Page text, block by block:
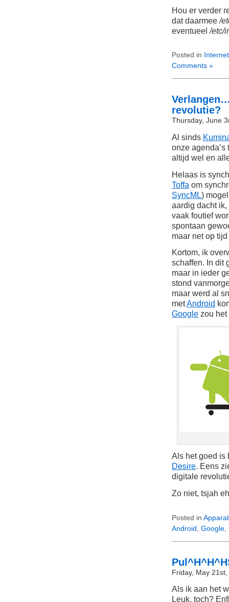
Hou er verder
dat daarmee/
eventueel/etc/
Posted in Internet
Comments »
revolutie?
Thursday, June
Al sinds
onze
altijd wel en
Helaas is
Toffa om
SyncML)
aardig dacht
vaak foutief
spontaan
maar net op
Kortom, ik
schaffen. In dit
maar in ieder
stond
maar werd al
metAndroid
Google zou
Als het goed is
Desire. Eens
digitale
Zo niet, tsjah
Posted in
Android Google
Friday, May
Als ik aan het
Leuk, toch?